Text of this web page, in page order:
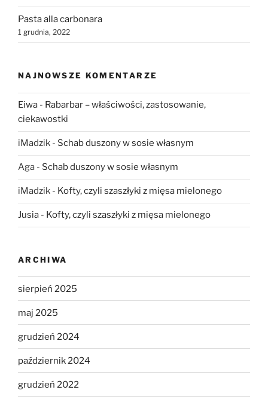
Pasta alla carbonara
1 grudnia, 2022
NAJNOWSZE KOMENTARZE
Eiwa - Rabarbar – właściwości, zastosowanie,
ciekawostki
iMadzik - Schab duszony w sosie własnym
Aga - Schab duszony w sosie własnym
iMadzik - Kofty, czyli szaszłyki z mięsa mielonego
Jusia - Kofty, czyli szaszłyki z mięsa mielonego
ARCHIWA
sierpień 2025
maj 2025
grudzień 2024
październik 2024
grudzień 2022